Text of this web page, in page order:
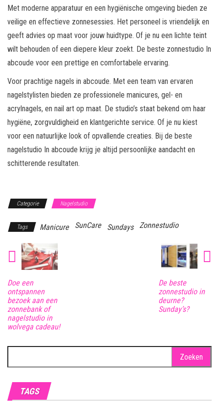
Met moderne apparatuur en een hygiënische omgeving bieden ze
veilige en effectieve zonnesessies. Het personeel is vriendelijk en
geeft advies op maat voor jouw huidtype. Of je nu een lichte teint
wilt behouden of een diepere kleur zoekt. De beste zonnestudio In
abcoude voor een prettige en comfortabele ervaring.
Voor prachtige nagels in abcoude. Met een team van ervaren
nagelstylisten bieden ze professionele manicures, gel- en
acrylnagels, en nail art op maat. De studio’s staat bekend om haar
hygiëne, zorgvuldigheid en klantgerichte service. Of je nu kiest
voor een natuurlijke look of opvallende creaties. Bij de beste
nagelstudio In abcoude krijg je altijd persoonlijke aandacht en
schitterende resultaten.
Categorie Nagelstudio
Tags Manicure SunCare Sundays Zonnestudio
Doe een
ontspannen
bezoek aan een
zonnebank of
nagelstudio in
wolvega cadeau!
De beste
zonnestudio in
deurne?
Sunday’s?
naar:
TAGS